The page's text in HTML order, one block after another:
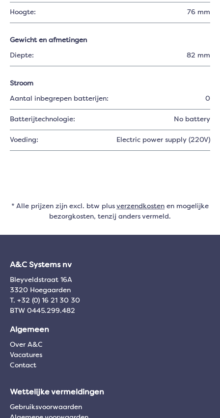
Hoogte: 76 mm
Gewicht en afmetingen
Diepte: 82 mm
Stroom
Aantal inbegrepen batterijen: 0
Batterijtechnologie: No battery
Voeding: Electric power supply (220V)
* Alle prijzen zijn excl. btw plus verzendkosten en mogelijke
bezorgkosten, tenzij anders vermeld.
A&C Systems nv
Bleyveldstraat 16A
3320 Hoegaarden
T. +32 (0) 16 21 30 30
BTW 0445.299.482
Algemeen
Over A&C
Vacatures
Contact
Wettelijke vermeldingen
Gebruiksvoorwaarden